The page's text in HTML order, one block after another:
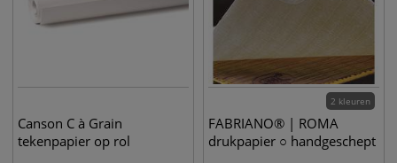
Canson C à Grain
tekenpapier op rol
2 kleuren
FABRIANO® | ROMA
drukpapier ○ handgeschept